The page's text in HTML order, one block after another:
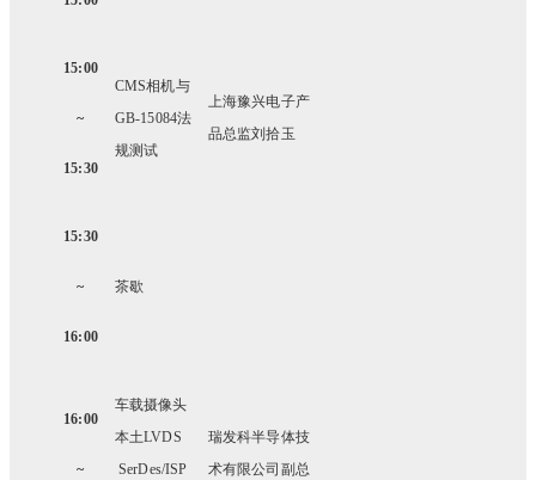
15:00
~
15:30
CMS相机与
GB-15084法
规测试
上海豫兴电子产
品总监刘拾玉
15:30
~
16:00
茶歇
16:00
~
车载摄像头
本土LVDS
SerDes/ISP
瑞发科半导体技
术有限公司副总